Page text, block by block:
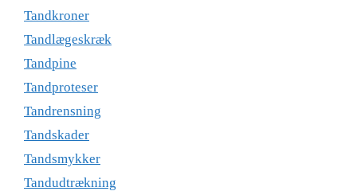
Tandkroner
Tandlægeskræk
Tandpine
Tandproteser
Tandrensning
Tandskader
Tandsmykker
Tandudtrækning